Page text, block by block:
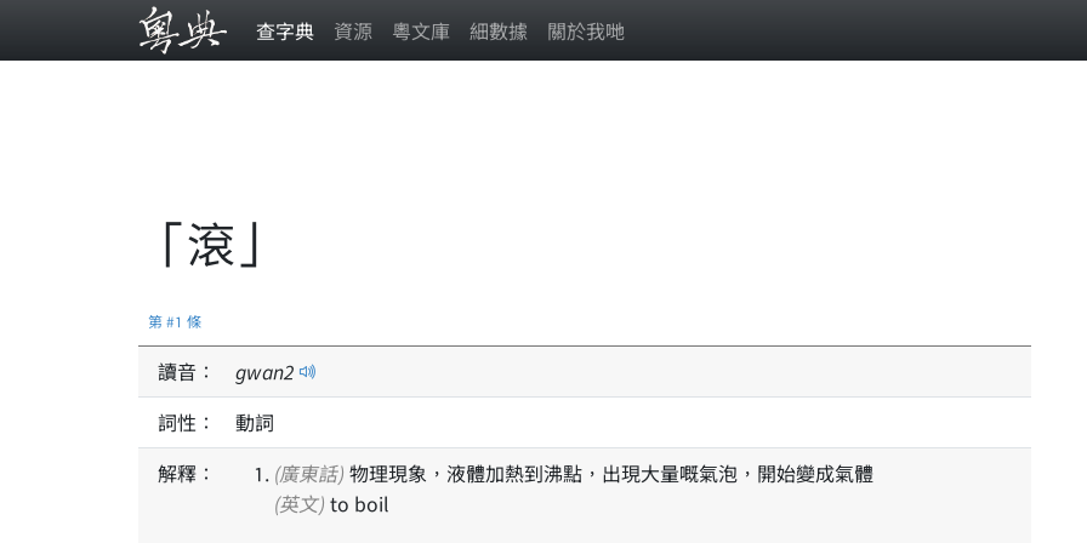
查字典 資源 粵文庫 細數據 關於我哋
「滾」
第 #1 條
讀音： gwan2
詞性：
動詞
解釋：
(廣東話) 物理現象，液體加熱到沸點，出現大量嘅氣泡，開始變成氣體
(英文) to boil